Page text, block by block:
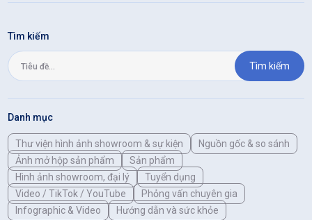
Tìm kiếm
Tìm kiếm
Danh mục
Thư viện hình ảnh showroom & sự kiện
Nguồn gốc & so sánh
Ảnh mở hộp sản phẩm
Sản phẩm
Hình ảnh showroom, đại lý
Tuyển dụng
Video / TikTok / YouTube
Phỏng vấn chuyên gia
Infographic & Video
Hướng dẫn và sức khỏe